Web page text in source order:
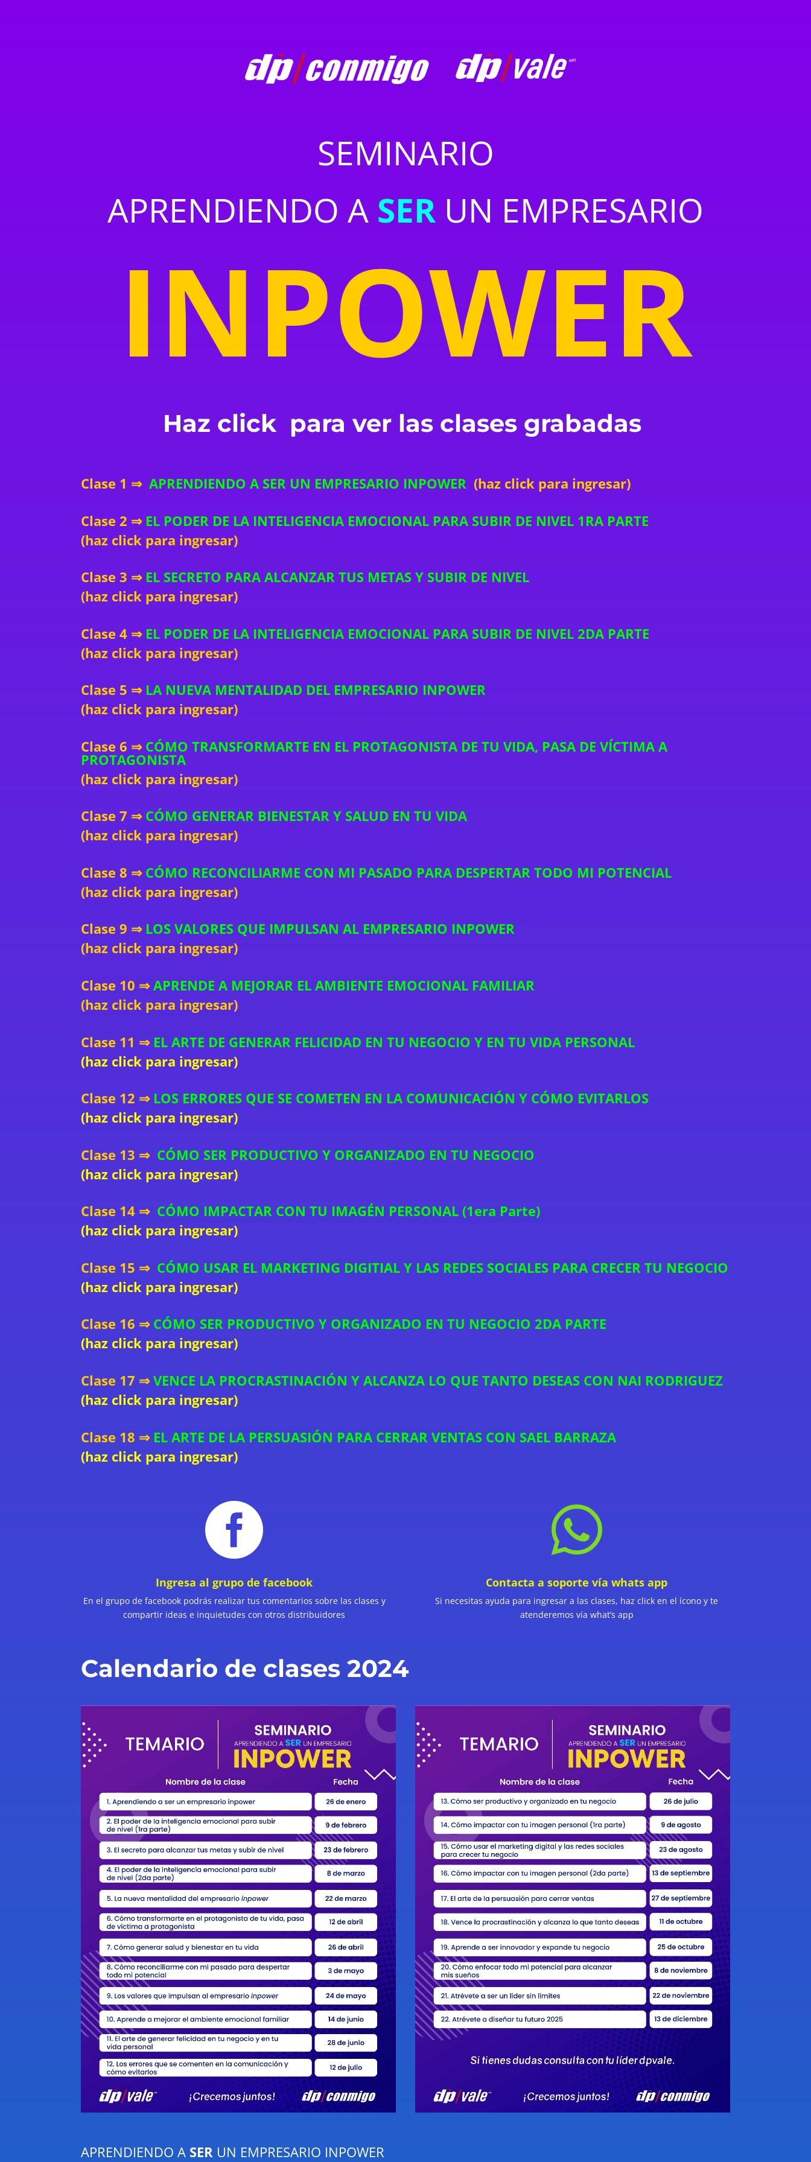
SEMINARIO
APRENDIENDO A SER UN EMPRESARIO
INPOWER
Haz click para ver las clases grabadas
Clase 1 ⇒ APRENDIENDO A SER UN EMPRESARIO INPOWER (haz click para ingresar)
Clase 2 ⇒ EL PODER DE LA INTELIGENCIA EMOCIONAL PARA SUBIR DE NIVEL 1RA PARTE
(haz click para ingresar)
Clase 3 ⇒ EL SECRETO PARA ALCANZAR TUS METAS Y SUBIR DE NIVEL
(haz click para ingresar)
Clase 4 ⇒ EL PODER DE LA INTELIGENCIA EMOCIONAL PARA SUBIR DE NIVEL 2DA PARTE
(haz click para ingresar)
Clase 5 ⇒ LA NUEVA MENTALIDAD DEL EMPRESARIO INPOWER
(haz click para ingresar)
Clase 6 ⇒ CÓMO TRANSFORMARTE EN EL PROTAGONISTA DE TU VIDA, PASA DE VÍCTIMA A
PROTAGONISTA
(haz click para ingresar)
Clase 7 ⇒ CÓMO GENERAR BIENESTAR Y SALUD EN TU VIDA
(haz click para ingresar)
Clase 8 ⇒ CÓMO RECONCILIARME CON MI PASADO PARA DESPERTAR TODO MI POTENCIAL
(haz click para ingresar)
Clase 9 ⇒ LOS VALORES QUE IMPULSAN AL EMPRESARIO INPOWER
(haz click para ingresar)
Clase 10 ⇒APRENDE A MEJORAR EL AMBIENTE EMOCIONAL FAMILIAR
(haz click para ingresar)
Clase 11 ⇒EL ARTE DE GENERAR FELICIDAD EN TU NEGOCIO Y EN TU VIDA PERSONAL
(haz click para ingresar)
Clase 12 ⇒LOS ERRORES QUE SE COMETEN EN LA COMUNICACIÓN Y CÓMO EVITARLOS
(haz click para ingresar)
Clase 13 ⇒CÓMO SER PRODUCTIVO Y ORGANIZADO EN TU NEGOCIO
(haz click para ingresar)
Clase 14 ⇒CÓMO IMPACTAR CON TU IMAGÉN PERSONAL (1era Parte)
(haz click para ingresar)
Clase 15 ⇒CÓMO USAR EL MARKETING DIGITIAL Y LAS REDES SOCIALES PARA CRECER TU NEGOCIO
(haz click para ingresar)
Clase 16 ⇒CÓMO SER PRODUCTIVO Y ORGANIZADO EN TU NEGOCIO 2DA PARTE
(haz click para ingresar)
Clase 17 ⇒VENCE LA PROCRASTINACIÓN Y ALCANZA LO QUE TANTO DESEAS CON NAI RODRIGUEZ
(haz click para ingresar)
Clase 18 ⇒EL ARTE DE LA PERSUASIÓN PARA CERRAR VENTAS CON SAEL BARRAZA
(haz click para ingresar)

Ingresa al grupo de facebook
En el grupo de facebook podrás realizar tus comentarios sobre las clases y
compartir ideas e inquietudes con otros distribuidores

Contacta a soporte vía whats app
Si necesitas ayuda para ingresar a las clases, haz click en el ícono y te
atenderemos vía what’s app
Calendario de clases 2024
APRENDIENDO A SER UN EMPRESARIO INPOWER